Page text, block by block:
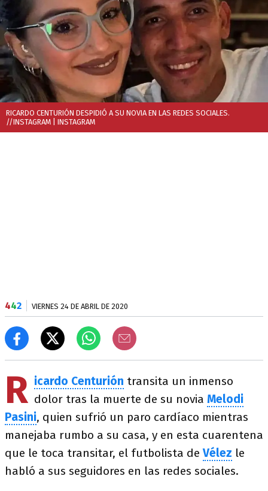
RICARDO CENTURIÓN DESPIDIÓ A SU NOVIA EN LAS REDES SOCIALES.
//INSTAGRAM | INSTAGRAM
442 VIERNES 24 DE ABRIL DE 2020
R icardo Centurión transita un inmenso
dolor tras la muerte de su novia Melodi
Pasini, quien sufrió un paro cardíaco mientras
manejaba rumbo a su casa, y en esta cuarentena
que le toca transitar, el futbolista deVélez le
habló a sus seguidores en las redes sociales.